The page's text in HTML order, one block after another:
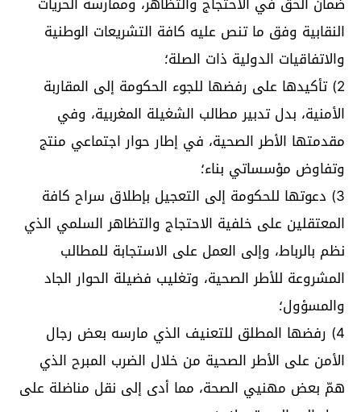
النقابية وفق ما تنص عليه كافة التشريعات الوطنية
والاتفاقيات الدولية ذات الصلة؛
2) تأكيدها على رفضها للجوء الحكومة إلى المقاربة
الأمنية، بدل تدبير مطالب الشغيلة المغربية، وفي
مقدمتها الأطر الصحية، في إطار حوار اجتماعي منتج
وتفاوض مؤسساتي بناء؛
3) دعوتها للحكومة إلى التعجيل بإطلاق سراح كافة
المعتقلين على خلفية الاحتجاج والتظاهر السلمي الذي
نظم بالرباط، وإلى العمل على الاستجابة للمطالب
المشروعة للأطر الصحية، وتغليب فضيلة الحوار الجاد
والمسؤول؛
4) رفضها المطلق للتعنيف الذي مارسه بعض رجال
الأمن على الأطر الصحية من خلال الضرب المبرح الذي
همّ بعض مهنيي الصحة، مما أدى إلى نقل مناضلة على